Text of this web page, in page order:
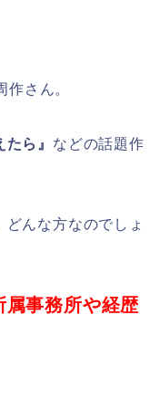
さん。
ら』 などの話題作
んな方なのでしょ
属事務所や経歴